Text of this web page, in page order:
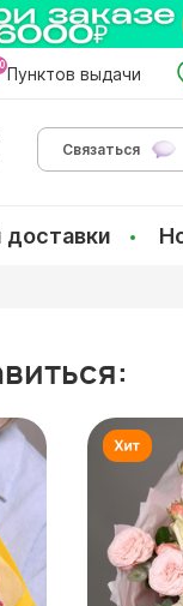
Пунктов выдачи
Связаться